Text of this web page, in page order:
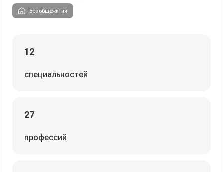
Без общежития
12
специальностей
27
профессий